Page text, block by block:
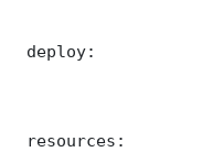
deploy:
resources: